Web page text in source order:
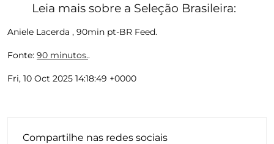
Leia mais sobre a Seleção Brasileira:
Aniele Lacerda , 90min pt-BR Feed.
Fonte: 90 minutos..
Fri, 10 Oct 2025 14:18:49 +0000
Compartilhe nas redes sociais